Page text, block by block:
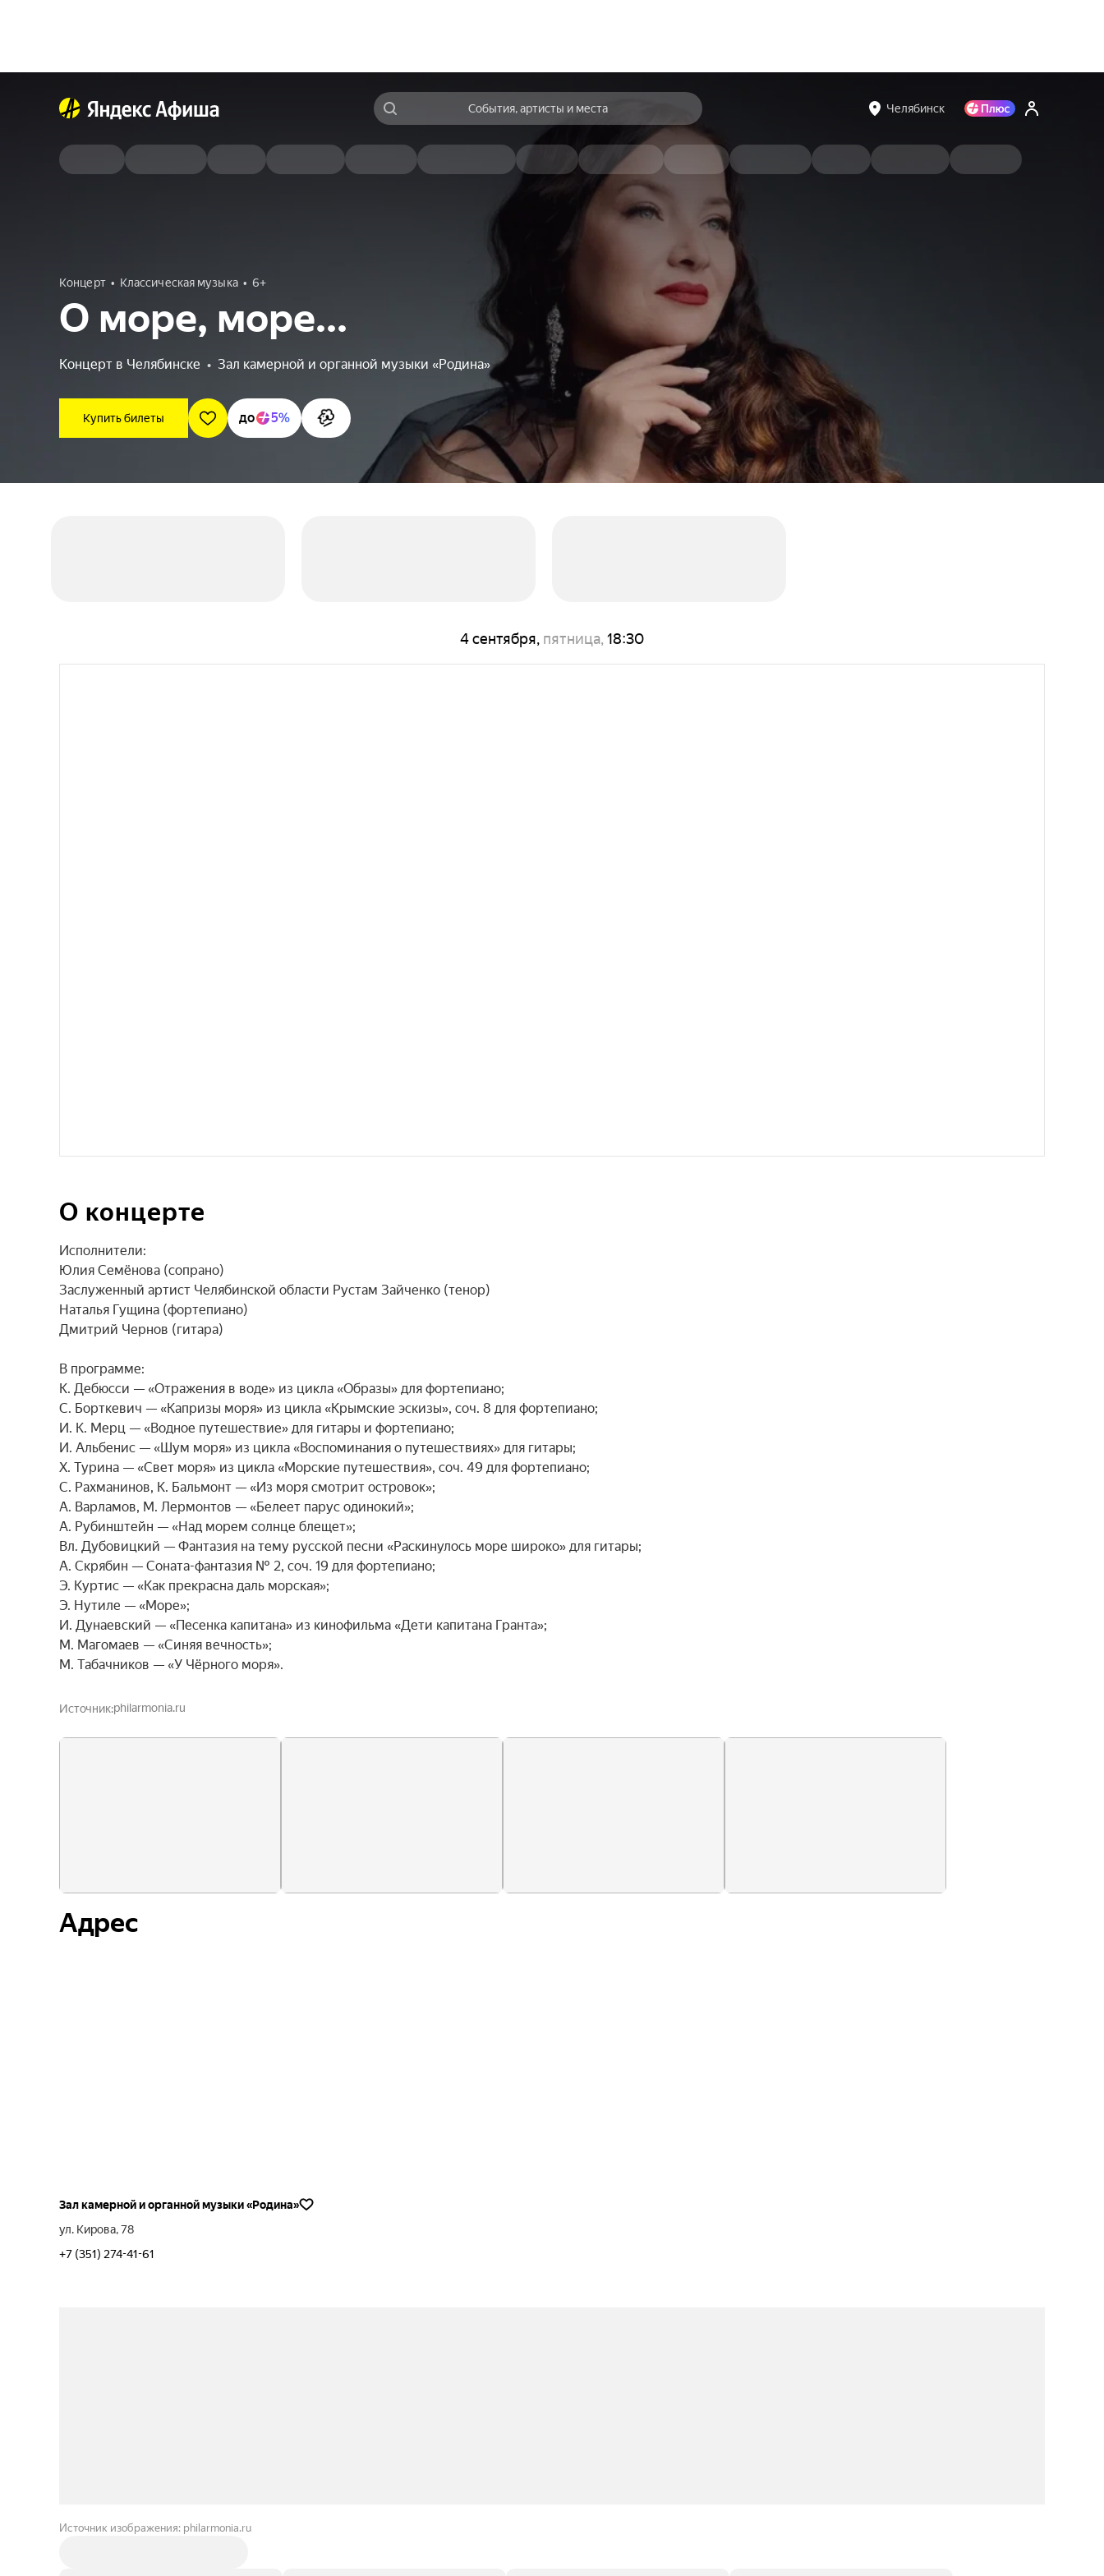
События, артисты и места Челябинск
Концерт Классическая музыка 6+
О море, море...
Концерт в Челябинске • Зал камерной и органной музыки «Родина»
Купить билеты до 5%
4 сентября, пятница, 18:30
О концерте
Исполнители:
Юлия Семёнова (сопрано)
Заслуженный артист Челябинской области Рустам Зайченко (тенор)
Наталья Гущина (фортепиано)
Дмитрий Чернов (гитара)
В программе:
К. Дебюсси — «Отражения в воде» из цикла «Образы» для фортепиано;
С. Борткевич — «Капризы моря» из цикла «Крымские эскизы», соч. 8 для фортепиано;
И. К. Мерц — «Водное путешествие» для гитары и фортепиано;
И. Альбенис — «Шум моря» из цикла «Воспоминания о путешествиях» для гитары;
Х. Турина — «Свет моря» из цикла «Морские путешествия», соч. 49 для фортепиано;
С. Рахманинов, К. Бальмонт — «Из моря смотрит островок»;
А. Варламов, М. Лермонтов — «Белеет парус одинокий»;
А. Рубинштейн — «Над морем солнце блещет»;
Вл. Дубовицкий — Фантазия на тему русской песни «Раскинулось море широко» для гитары;
А. Скрябин — Соната-фантазия № 2, соч. 19 для фортепиано;
Э. Куртис — «Как прекрасна даль морская»;
Э. Нутиле — «Море»;
И. Дунаевский — «Песенка капитана» из кинофильма «Дети капитана Гранта»;
М. Магомаев — «Синяя вечность»;
М. Табачников — «У Чёрного моря».
Источникphilarmonia.ru
Адрес
Зал камерной и органной музыки «Родина»
ул. Кирова, 78
+7 (351) 274-41-61
Источник изображения: philarmonia.ru